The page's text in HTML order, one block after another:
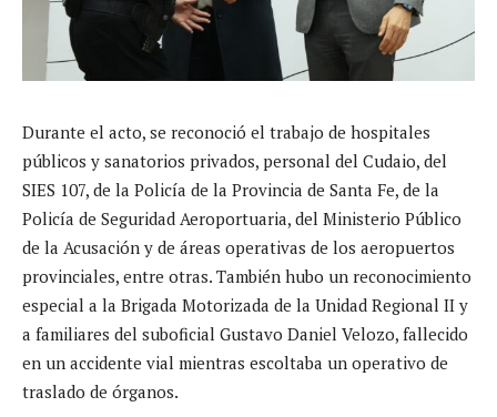
Durante el acto, se reconoció el trabajo de hospitales
públicos y sanatorios privados, personal del Cudaio, del
SIES 107, de la Policía de la Provincia de Santa Fe, de la
Policía de Seguridad Aeroportuaria, del Ministerio Público
de la Acusación y de áreas operativas de los aeropuertos
provinciales, entre otras. También hubo un reconocimiento
especial a la Brigada Motorizada de la Unidad Regional II y
a familiares del suboficial Gustavo Daniel Velozo, fallecido
en un accidente vial mientras escoltaba un operativo de
traslado de órganos.